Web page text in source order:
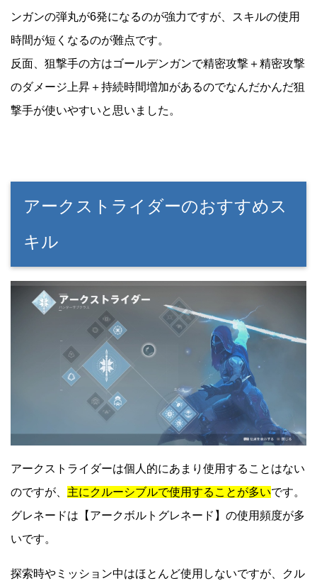
ンガンの弾丸が6発になるのが強力ですが、スキルの使用
時間が短くなるのが難点です。
反面、狙撃手の方はゴールデンガンで精密攻撃＋精密攻撃
のダメージ上昇＋持続時間増加があるのでなんだかんだ狙
撃手が使いやすいと思いました。
アークストライダーのおすすめス
キル
アークストライダーは個人的にあまり使用することはない
のですが、 主にクルーシブルで使用することが多いです。
グレネードは【アークボルトグレネード】の使用頻度が多
いです。
探索時やミッション中はほとんど使用しないですが、クル